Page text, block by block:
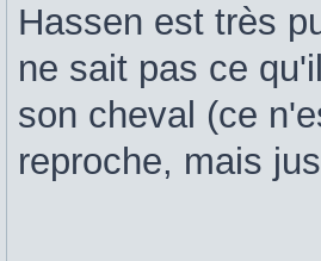
Hassen est très
ne sait pas ce
son cheval (ce
reproche, mais